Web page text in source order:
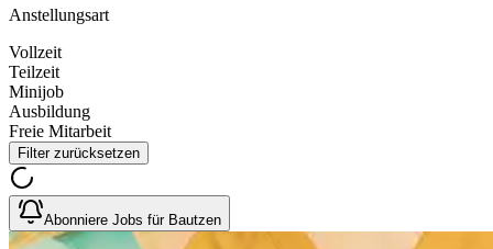
Anstellungsart
Vollzeit
Teilzeit
Minijob
Ausbildung
Freie Mitarbeit
Filter zurücksetzen
Abonniere Jobs für Bautzen